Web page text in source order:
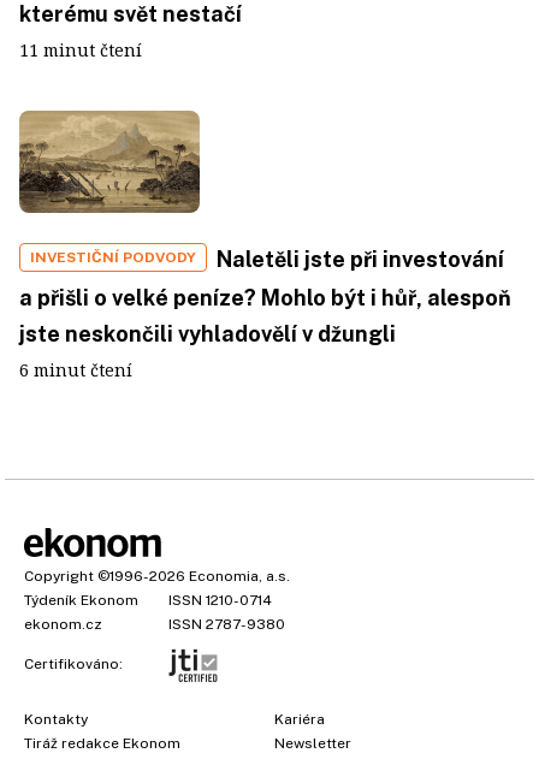
kterému svět nestačí
11 minut čtení
INVESTIČNÍ PODVODY
Naletěli jste při investování
a přišli o velké peníze? Mohlo být i hůř, alespoň
jste neskončili vyhladovělí v džungli
6 minut čtení
Copyright ©1996-2026 Economia, a.s.
Týdeník Ekonom
ISSN 1210-0714
ekonom.cz
ISSN 2787-9380
Certifikováno:
Kontakty
Tiráž redakce Ekonom
Kariéra
Newsletter